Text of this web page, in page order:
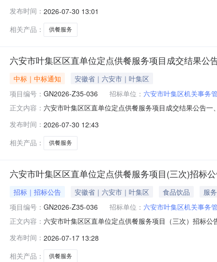
方式联系。招标人：六安市叶集区机关事务管理服务中
路与南海路交叉口南海嘉苑
发布时间： 2026-07-30 13:01
相关产品：
供餐服务
六安市叶集区区直单位定点供餐服务项目成交结果公
中标｜中标通知
安徽省｜六安市｜叶集区
项目编号： GN2026-Z35-036 招标单位： 六安市叶集区机关事务
正文内容： 六安市叶集区区直单位定点供餐服务项目成交结果公告
供应商认为成交结果使自己的权益受到损害的，可以在
式向采
发布时间： 2026-07-30 12:43
相关产品：
供餐服务
六安市叶集区区直单位定点供餐服务项目(三次)招标
招标｜招标公告 安徽省｜六安市｜叶集区 食品饮品
服务
项目编号： GN2026-Z35-036 招标单位： 六安市叶集区机关事务
正文内容： 六安市叶集区区直单位定点供餐服务项目（三次）招标
Z35-0362.2标段划分：一个标段2.3招标范围：本项目主
发布时间： 2026-07-17 13:28
相关产品：
供餐服务